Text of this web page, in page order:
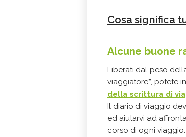
Cosa significa
Alcune buone
Liberati dal peso
viaggiatore”, potete
della scrittura di
Il diario di viaggio
ed aiutarvi ad
corso di ogni